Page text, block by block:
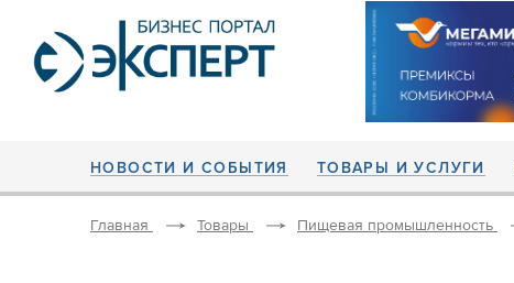
НОВОСТИ И СОБЫТИЯ ТОВАРЫ И УСЛУГИ
Главная Товары Пищевая промышленность